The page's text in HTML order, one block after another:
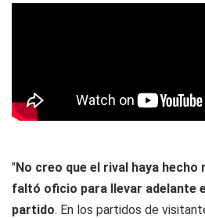
"No creo que el rival haya
faltó oficio para llevar adelante
partido. En los partidos de